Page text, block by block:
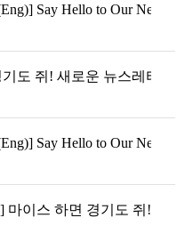
Say Hello to Our Newly
도 쥐! 새로운 뉴스레터
Say Hello to Our Newly
마이스 하면 경기도 쥐! 새로